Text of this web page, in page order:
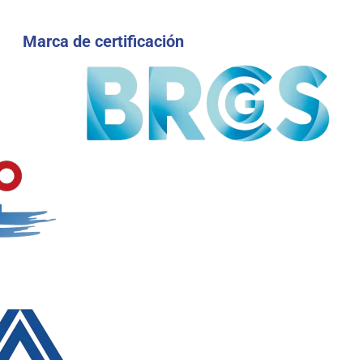
Marca de certificación